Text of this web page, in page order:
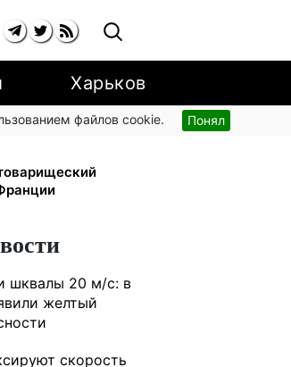
Харьков
файлов cookie. Понял
ПФУ объяснил
шквалы 20 м/с: в
желтый
скорость